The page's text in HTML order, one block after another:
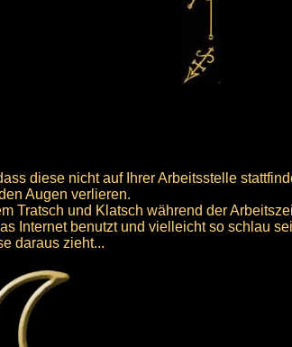
diese nicht auf Ihrer Arbeitsstelle
Augen verlieren.
Tratsch und Klatsch während der
Internet benutzt und vielleicht so schlau
daraus zieht...